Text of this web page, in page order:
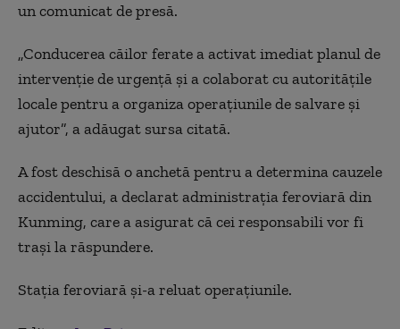
un comunicat de presă.
„Conducerea căilor ferate a activat imediat planul de
intervenţie de urgenţă şi a colaborat cu autorităţile
locale pentru a organiza operaţiunile de salvare şi
ajutor”, a adăugat sursa citată.
A fost deschisă o anchetă pentru a determina cauzele
accidentului, a declarat administraţia feroviară din
Kunming, care a asigurat că cei responsabili vor fi
traşi la răspundere.
Stația feroviară și-a reluat operațiunile.